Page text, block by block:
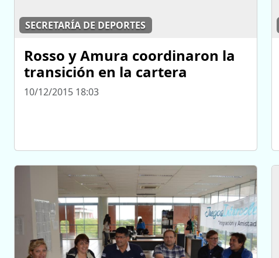
SECRETARÍA DE DEPORTES
Rosso y Amura coordinaron la
transición en la cartera
10/12/2015 18:03